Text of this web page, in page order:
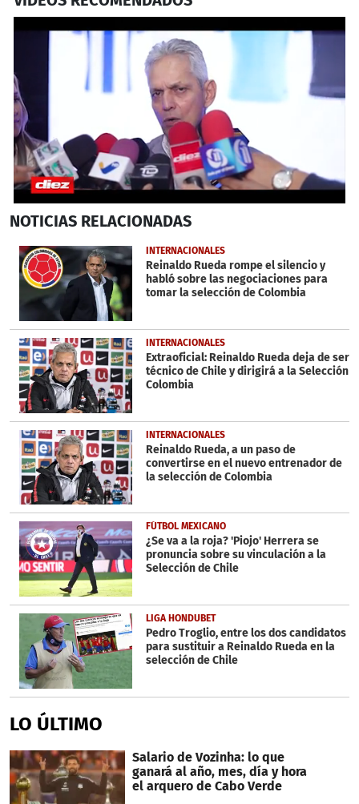
seconds
4
minutes,
2
seconds
NOTICIAS RELACIONADAS
INTERNACIONALES
Reinaldo Rueda rompe el silencio y
habló sobre las negociaciones para
tomar la selección de Colombia
INTERNACIONALES
Extraoficial: Reinaldo Rueda deja de ser
técnico de Chile y dirigirá a la Selección
Colombia
INTERNACIONALES
Reinaldo Rueda, a un paso de
convertirse en el nuevo entrenador de
la selección de Colombia
FÚTBOL MEXICANO
¿Se va a la roja? 'Piojo' Herrera se
pronuncia sobre su vinculación a la
Selección de Chile
LIGA HONDUBET
Pedro Troglio, entre los dos candidatos
para sustituir a Reinaldo Rueda en la
selección de Chile
LO ÚLTIMO
Salario de Vozinha: lo que
ganará al año, mes, día y hora
el arquero de Cabo Verde